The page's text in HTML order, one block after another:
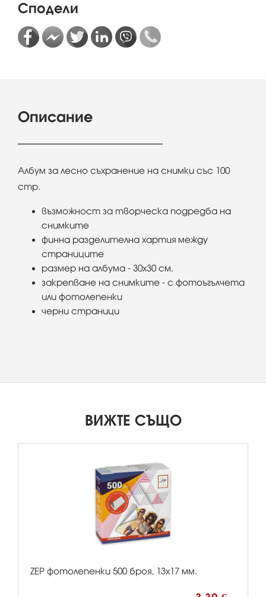
Сподели
Описание
Албум за лесно съхранение на снимки със 100
стр.
възможност за творческа подредба на
снимките
финна разделителна хартия между
страниците
размер на албума - 30х30 см.
закрепване на снимките - с фотоъгълчета
или фотолепенки
черни страници
ВИЖТЕ СЪЩО
ZEP фотолепенки 500 броя, 13х17 мм.